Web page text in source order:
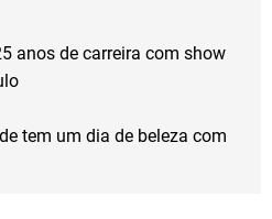
anos de carreira com show
tem um dia de beleza com